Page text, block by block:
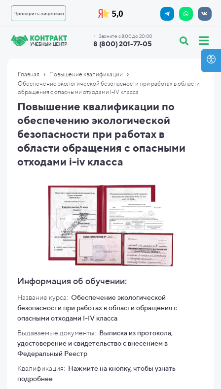
Проверить лицензию
8 (800) 201-77-05
Звоните с 8:00 до 20:00
Главная › Повышение квалификации ›
Обеспечение экологической безопасности при работах в области
обращения с опасными отходами I-IV класса
Повышение квалификации по
обеспечению экологической
безопасности при работах в
области обращения с опасными
отходами i-iv класса
Информация об обучении:
Название курса: Обеспечение экологической
безопасности при работах в области обращения с
опасными отходами I-IV класса
Выдаваемые документы: Выписка из протокола,
удостоверение и свидетельство с внесением в
Федеральный Реестр
Квалификация: Нажмите на кнопку, чтобы узнать
подробнее